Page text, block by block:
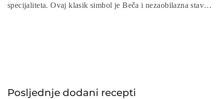
specijaliteta. Ovaj klasik simbol je Beča i nezaobilazna stavka
Posljednje dodani recepti